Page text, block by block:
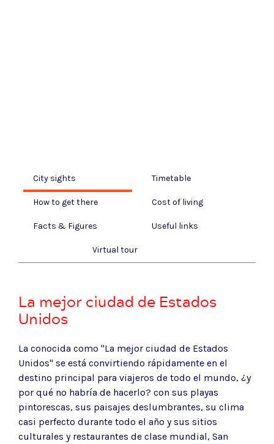
City sights Timetable
How to get there Cost of living
Facts & Figures Useful links
Virtual tour
La mejor ciudad de Estados
Unidos
La conocida como "La mejor ciudad de Estados
Unidos" se está convirtiendo rápidamente en el
destino principal para viajeros de todo el mundo, ¿y
por qué no habría de hacerlo? con sus playas
pintorescas, sus paisajes deslumbrantes, su clima
casi perfecto durante todo el año y sus sitios
culturales y restaurantes de clase mundial, San